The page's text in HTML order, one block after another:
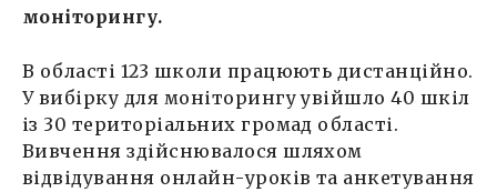
моніторингу.
В області 123 школи працюють дистанційно.
У вибірку для моніторингу увійшло 40 шкіл
із 30 територіальних громад області.
Вивчення здійснювалося шляхом
відвідування онлайн-уроків та анкетування